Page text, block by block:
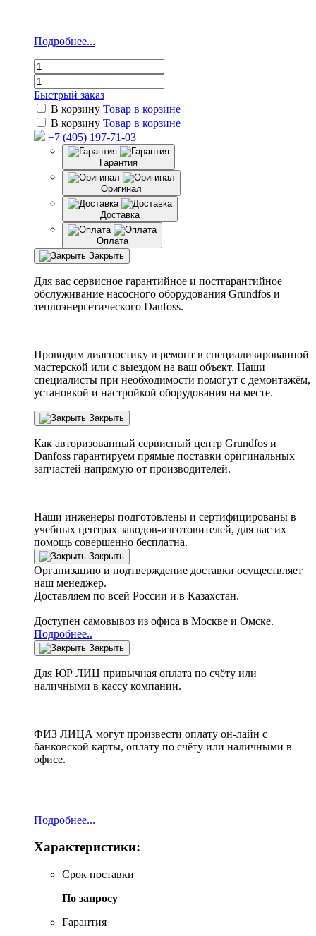
Подробнее...
Быстрый заказ
В корзину Товар в корзине
В корзину Товар в корзине
+7 (495) 197-71-03
Гарантия
Оригинал
Доставка
Оплата
Закрыть
Для вас сервисное гарантийное и постгарантийное
обслуживание насосного оборудования Grundfos и
теплоэнергетического Danfoss.
Проводим диагностику и ремонт в специализированной
мастерской или с выездом на ваш объект. Наши
специалисты при необходимости помогут с демонтажём,
установкой и настройкой оборудования на месте.
Закрыть
Как авторизованный сервисный центр Grundfos и
Danfoss гарантируем прямые поставки оригинальных
запчастей напрямую от производителей.
Наши инженеры подготовлены и сертифицированы в
учебных центрах заводов-изготовителей, для вас их
помощь совершенно бесплатна.
Закрыть
Организацию и подтверждение доставки осуществляет
наш менеджер.
Доставляем по всей России и в Казахстан.
Доступен самовывоз из офиса в Москве и Омске.
Подробнее..
Закрыть
Для ЮР ЛИЦ привычная оплата по счёту или
наличными в кассу компании.
ФИЗ ЛИЦА могут произвести оплату он-лайн с
банковской карты, оплату по счёту или наличными в
офисе.
Подробнее...
Характеристики:
Срок поставки
По запросу
Гарантия